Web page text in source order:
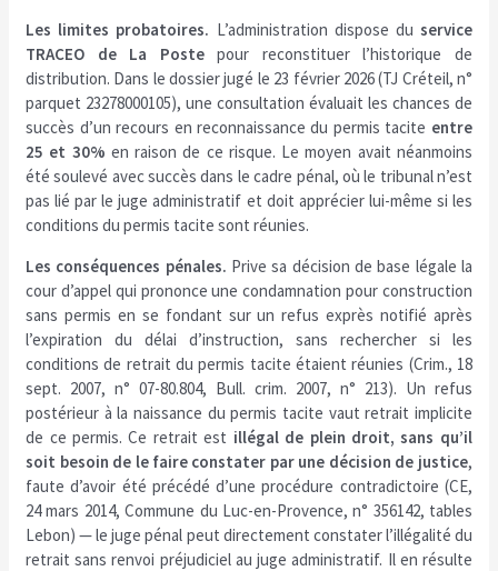
Les limites probatoires. L’administration dispose du service
TRACEO de La Postepour reconstituer l’historique de
distribution. Dans le dossier jugé le 23 février 2026 (TJ Créteil, n°
parquet 23278000105), une consultation évaluait les chances de
succès d’un recours en reconnaissance du permis tacite entre
25 et 30% en raison de ce risque. Le moyen avait néanmoins
été soulevé avec succès dans le cadre pénal, où le tribunal n’est
pas lié par le juge administratif et doit apprécier lui-même si les
conditions du permis tacite sont réunies.
Les conséquences pénales. Prive sa décision de base légale la
cour d’appel qui prononce une condamnation pour construction
sans permis en se fondant sur un refus exprès notifié après
l’expiration du délai d’instruction, sans rechercher si les
conditions de retrait du permis tacite étaient réunies (Crim., 18
sept. 2007, n° 07-80.804, Bull. crim. 2007, n° 213). Un refus
postérieur à la naissance du permis tacite vaut retrait implicite
de ce permis. Ce retrait est illégal de plein droit, sans qu’il
soit besoin de le faire constater par une décision de justice,
faute d’avoir été précédé d’une procédure contradictoire (CE,
24 mars 2014, Commune du Luc-en-Provence, n° 356142, tables
Lebon) — le juge pénal peut directement constater l’illégalité du
retrait sans renvoi préjudiciel au juge administratif. Il en résulte